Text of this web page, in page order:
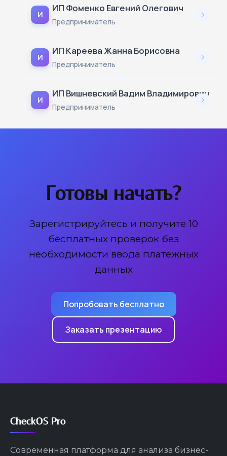
И
ИП Фоменко Евгений Олегович
Предприниматель
И
ИП Кареева Жанна Борисовна
Предприниматель
И
ИП Вишневский Вадим Владимирович
Предприниматель
Готовы начать?
Зарегистрируйтесь и получите 10
бесплатных проверок без
необходимости ввода платежных
данных
Попробовать бесплатно
Заказать презентацию
CheckOS Pro
Современная платформа для анализа бизнес-